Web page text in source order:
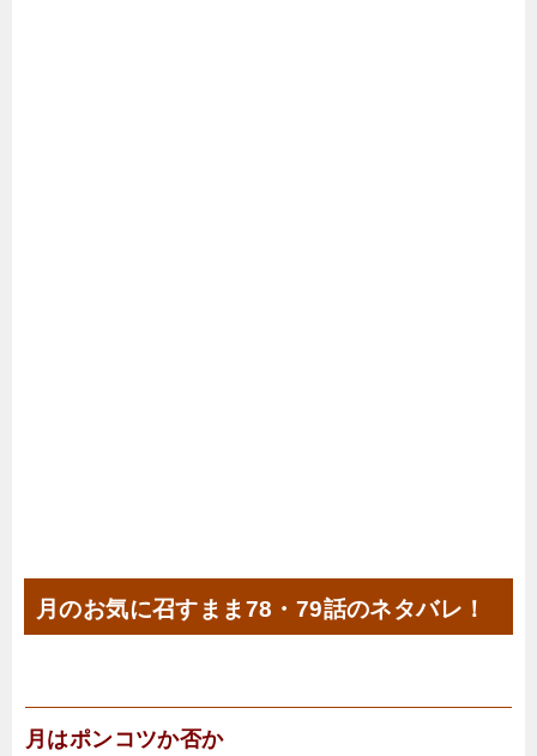
月のお気に召すまま78・79話のネタバレ！
月はポンコツか否か